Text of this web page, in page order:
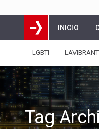
INICIO
LGBTI
Tag